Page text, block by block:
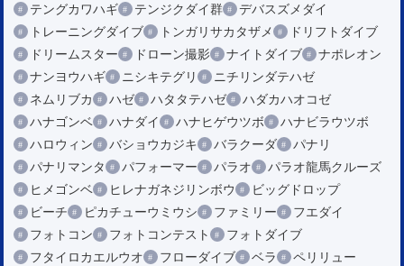
テングカワハギ
テンジクダイ群
デバスズメダイ
トレーニングダイブ
トンガリサカタザメ
ドリフトダイブ
ドリームスター
ドローン撮影 ナイトダイブ
ナポレオン
ナンヨウハギ
ニシキテグリ
ニチリンダテハゼ
ネムリブカ
ハゼ ハタタテハゼ
ハダカハオコゼ
ハナゴンベ
ハナダイ ハナヒゲウツボ
ハナビラウツボ
ハロウィン
バショウカジキ バラクーダ
パナリ
パナリマンタ
パフォーマー パラオ
パラオ龍馬クルーズ
ヒメゴンベ
ヒレナガネジリンボウ
ビッグドロップ
ビーチ
ピカチューウミウシ ファミリー
フエダイ
フォトコン
フォトコンテスト
フォトダイブ
フタイロカエルウオ
フローダイブ ベラ
ペリリュー